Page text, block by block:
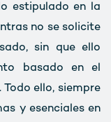
estipulado en la
no se solicite
sin que ello
basado en el
ello, siempre
y esenciales en